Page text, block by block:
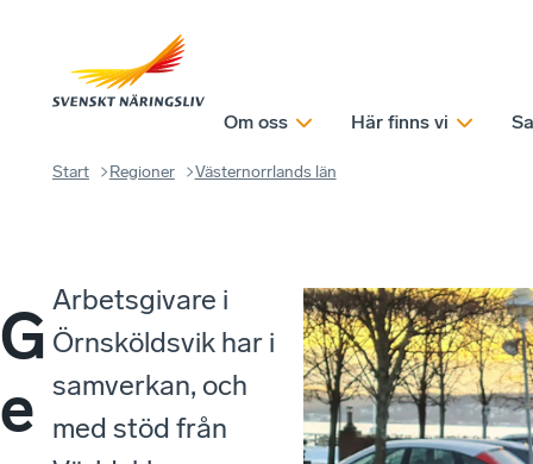
Om oss Här finns vi
Start Regioner Västernorrlands län
G
e
Arbetsgivare i
Örnsköldsvik har i
samverkan, och
med stöd från